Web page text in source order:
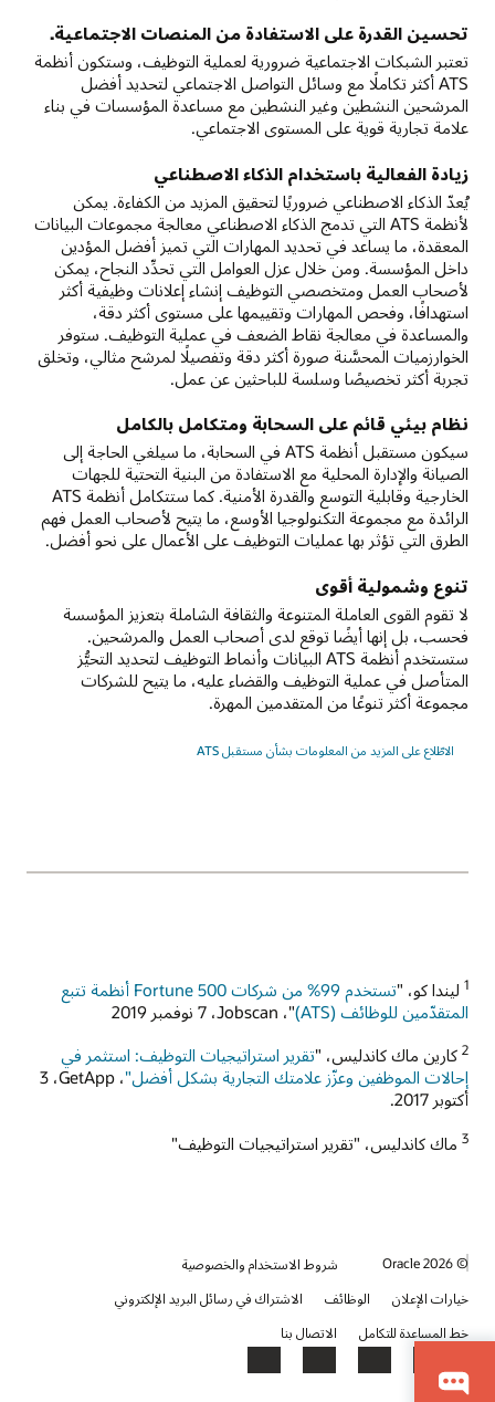
تحسين القدرة على الاستفادة من المنصات الاجتماعية.
تعتبر الشبكات الاجتماعية ضرورية لعملية التوظيف، وستكون أنظمة
ATS أكثر تكاملًا مع وسائل التواصل الاجتماعي لتحديد أفضل
المرشحين النشطين وغير النشطين مع مساعدة المؤسسات في بناء
علامة تجارية قوية على المستوى الاجتماعي.
زيادة الفعالية باستخدام الذكاء الاصطناعي
يُعدّ الذكاء الاصطناعي ضروريًا لتحقيق المزيد من الكفاءة. يمكن
لأنظمة ATS التي تدمج الذكاء الاصطناعي معالجة مجموعات البيانات
المعقدة، ما يساعد في تحديد المهارات التي تميز أفضل المؤدين
داخل المؤسسة. ومن خلال عزل العوامل التي تحدِّد النجاح، يمكن
لأصحاب العمل ومتخصصي التوظيف إنشاء إعلانات وظيفية أكثر
استهدافًا، وفحص المهارات وتقييمها على مستوى أكثر دقة،
والمساعدة في معالجة نقاط الضعف في عملية التوظيف. ستوفر
الخوارزميات المحسَّنة صورة أكثر دقة وتفصيلًا لمرشح مثالي، وتخلق
تجربة أكثر تخصيصًا وسلسة للباحثين عن عمل.
نظام بيئي قائم على السحابة ومتكامل بالكامل
سيكون مستقبل أنظمة ATS في السحابة، ما سيلغي الحاجة إلى
الصيانة والإدارة المحلية مع الاستفادة من البنية التحتية للجهات
الخارجية وقابلية التوسع والقدرة الأمنية. كما ستتكامل أنظمة ATS
الرائدة مع مجموعة التكنولوجيا الأوسع، ما يتيح لأصحاب العمل فهم
الطرق التي تؤثر بها عمليات التوظيف على الأعمال على نحو أفضل.
تنوع وشمولية أقوى
لا تقوم القوى العاملة المتنوعة والثقافة الشاملة بتعزيز المؤسسة
فحسب، بل إنها أيضًا توقع لدى أصحاب العمل والمرشحين.
ستستخدم أنظمة ATS البيانات وأنماط التوظيف لتحديد التحيُّز
المتأصل في عملية التوظيف والقضاء عليه، ما يتيح للشركات
مجموعة أكثر تنوعًا من المتقدمين المهرة.
الاطّلاع على المزيد من المعلومات بشأن مستقبل ATS‏
1 ليندا كو، "
تستخدم 99% من شركات Fortune 500 أنظمة تتبع
المتقدّمين للوظائف (ATS)‏‏
"،‏ Jobscan، ‏7 نوفمبر 2019
2 كارين ماك كاندليس، "تقرير استراتيجيات التوظيف: استثمر في
إحالات الموظفين وعزّز علامتك التجارية بشكل أفضل"
، GetApp، ‏3
أكتوبر 2017.
3 ماك كاندليس، "تقرير استراتيجيات التوظيف"
© 2026 Oracle
شروط الاستخدام والخصوصية
خيارات الإعلان
الوظائف
الاشتراك في رسائل البريد الإلكتروني
خط المساعدة للتكامل
الاتصال بنا
Facebook
X
LinkedIn
YouTube